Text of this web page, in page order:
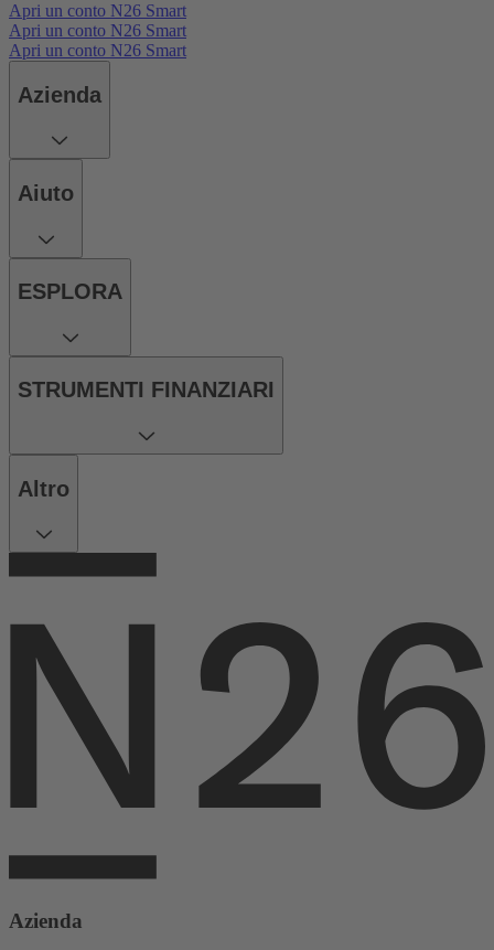
Apri un conto N26 Smart
Apri un conto N26 Smart
Apri un conto N26 Smart
Azienda
Aiuto
ESPLORA
STRUMENTI FINANZIARI
Altro
Azienda